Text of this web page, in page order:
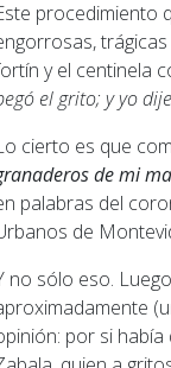
procedimiento
y el centinela
el grito; y yo
cierto es que
de mi
palabras del
de
no sólo eso.
por si